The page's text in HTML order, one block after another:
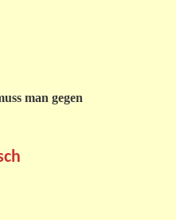
man gegen